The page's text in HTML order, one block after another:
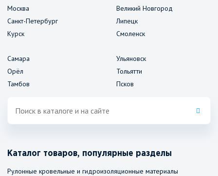
Москва
Санкт-Петербург
Курск
Великий Новгород
Липецк
Смоленск
Самара
Орёл
Тамбов
Ульяновск
Тольятти
Псков
Каталог товаров, популярные разделы
Рулонные кровельные и гидроизоляционные материалы